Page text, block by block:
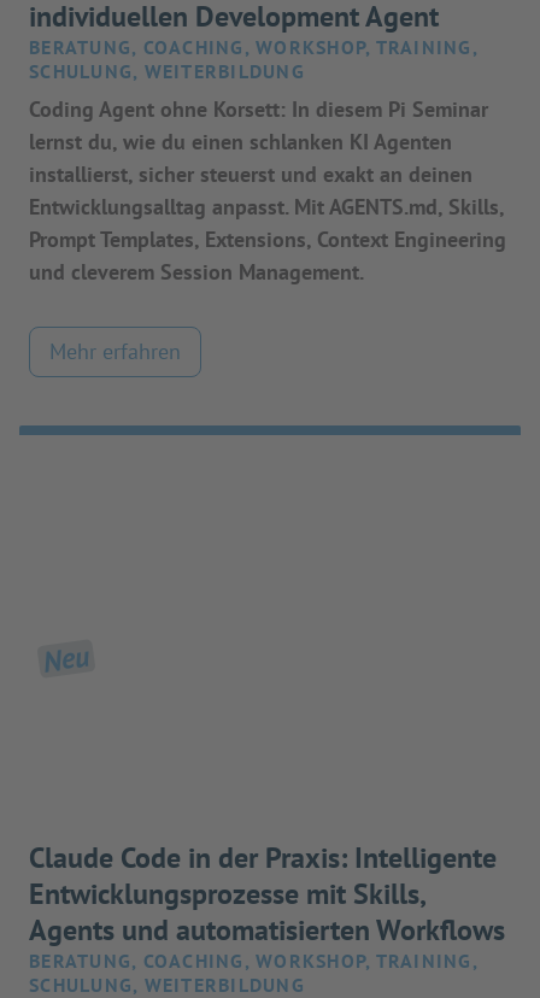
individuellen Development Agent
BERATUNG, COACHING, WORKSHOP, TRAINING,
SCHULUNG, WEITERBILDUNG
Coding Agent ohne Korsett: In diesem Pi Seminar
lernst du, wie du einen schlanken KI Agenten
installierst, sicher steuerst und exakt an deinen
Entwicklungsalltag anpasst. Mit AGENTS.md, Skills,
Prompt Templates, Extensions, Context Engineering
und cleverem Session Management.
Mehr erfahren
Neu
Claude Code in der Praxis: Intelligente
Entwicklungsprozesse mit Skills,
Agents und automatisierten Workflows
BERATUNG, COACHING, WORKSHOP, TRAINING,
SCHULUNG, WEITERBILDUNG